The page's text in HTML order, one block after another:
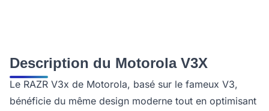
Description du Motorola V3X
Le RAZR V3x de Motorola, basé sur le fameux V3,
bénéficie du même design moderne tout en optimisant